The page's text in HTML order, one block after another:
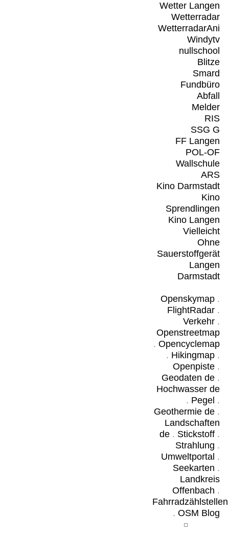
Wetter Langen
Wetterradar
WetterradarAni
Windytv
nullschool
Blitze
Smard
Fundbüro
Abfall
Melder
RIS
SSG G
FF Langen
POL-OF
Wallschule
ARS
Kino Darmstadt
Kino
Sprendlingen
Kino Langen
Vielleicht
Ohne
Sauerstoffgerät
Langen
Darmstadt
Openskymap.
FlightRadar.
Verkehr.
Openstreetmap
. Opencyclemap
. Hikingmap.
Openpiste.
Geodaten de.
Hochwasser de
. Pegel .
Geothermie de.
Landschaften
de. Stickstoff.
Strahlung .
Umweltportal .
Seekarten .
Landkreis
Offenbach .
Fahrradzählstellen
. OSM Blog